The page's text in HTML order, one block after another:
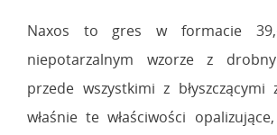
Naxos to gres w formacie
niepotarzalnym wzorze z
przede wszystkimi z błyszczącymi
właśnie te właściwości